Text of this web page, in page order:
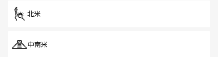
北米
中南米